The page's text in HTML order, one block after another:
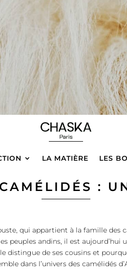
LA MATIÈRE LES
:
qui appartient à la famille
peuples andins, il est aujourd’hui
distingue de ses cousins et
dans l’univers des camélidés